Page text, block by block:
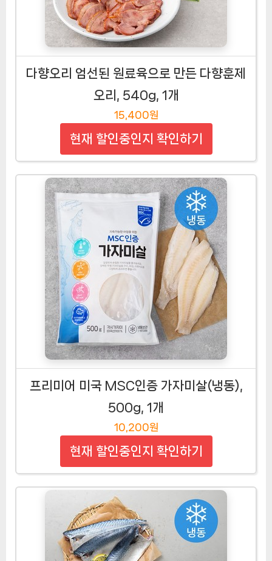
다향오리 엄선된 원료육으로 만든 다향훈제
오리, 540g, 1개
15,400원
현재 할인중인지 확인하기
프리미어 미국 MSC인증 가자미살(냉동),
500g, 1개
10,200원
현재 할인중인지 확인하기